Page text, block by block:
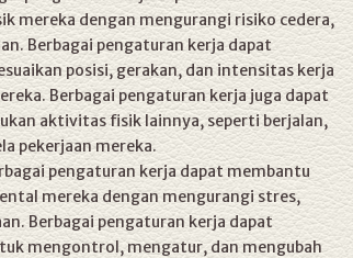
mereka dengan mengurangi risiko cedera,
Berbagai pengaturan kerja dapat
posisi, gerakan, dan intensitas kerja
Berbagai pengaturan kerja juga dapat
aktivitas fisik lainnya, seperti berjalan,
pekerjaan mereka.
pengaturan kerja dapat membantu
mereka dengan mengurangi stres,
Berbagai pengaturan kerja dapat
mengontrol, mengatur, dan mengubah